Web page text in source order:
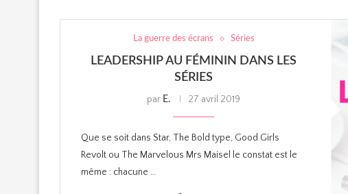
La guerre des écrans Séries
LEADERSHIP AU FÉMININ DANS LES
SÉRIES
par E. 27 avril 2019
Que se soit dans Star, The Bold type, Good Girls
Revolt ou The Marvelous Mrs Maisel le constat est le
même : chacune …